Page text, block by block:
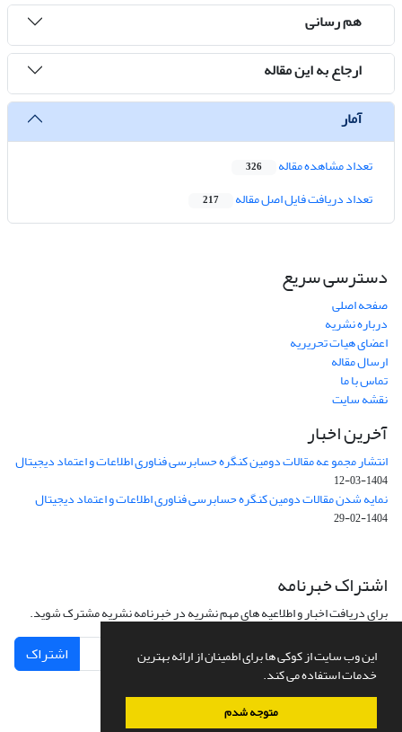
این وب سایت از کوکی ها برای اطمینان از ارائه بهترین
خدمات استفاده می کند.
متوجه شدم
هم رسانی
ارجاع به این مقاله
آمار
تعداد مشاهده مقاله 326
تعداد دریافت فایل اصل مقاله 217
دسترسی سریع
صفحه اصلی
درباره نشریه
اعضای هیات تحریریه
ارسال مقاله
تماس با ما
نقشه سایت
آخرین اخبار
انتشار مجمو عه مقالات دومین کنگره حسابرسی فناوری اطلاعات و اعتماد دیجیتال
1404-03-12
نمایه شدن مقالات دومین کنگره حسابرسی فناوری اطلاعات و اعتماد دیجیتال
1404-02-29
اشتراک خبرنامه
برای دریافت اخبار و اطلاعیه های مهم نشریه در خبرنامه نشریه مشترک شوید.
اشتراک